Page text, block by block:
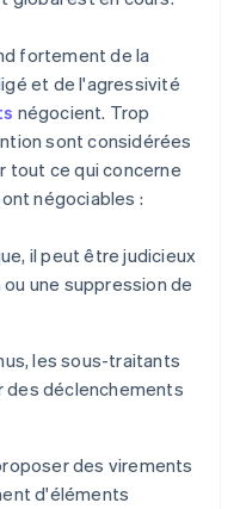
fortement de la
et de l'agressivité
négocient. Trop
sont considérées
tout ce qui concerne
négociables :
il peut être judicieux
une suppression de
les sous-traitants
des déclenchements
des virements
d'éléments